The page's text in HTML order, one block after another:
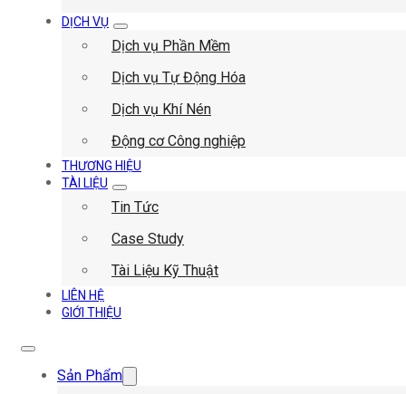
DỊCH VỤ
Dịch vụ Phần Mềm
Dịch vụ Tự Động Hóa
Dịch vụ Khí Nén
Động cơ Công nghiệp
THƯƠNG HIỆU
TÀI LIỆU
Tin Tức
Case Study
Tài Liệu Kỹ Thuật
LIÊN HỆ
GIỚI THIỆU
Sản Phẩm